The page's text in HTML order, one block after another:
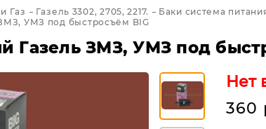
Газ Газель 3302, 2705, 2217.
Баки система
УМЗ под быстросъём BIG
Газель ЗМЗ, УМЗ под
Нет
360